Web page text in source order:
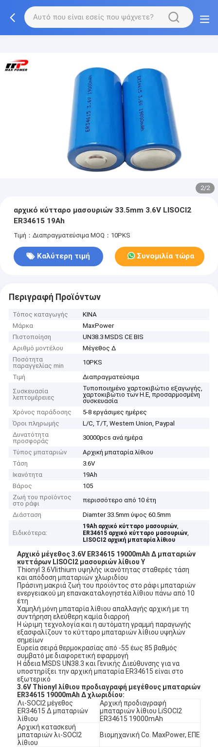
2/2
αρχικό κύτταρο μασουριών 33.5mm 3.6V LISOCI2
ER34615 19Ah
Τιμή：Διαπραγματεύσιμα MOQ：10PKS
Καλύτερη τιμή Συνομιλία τώρα
Περιγραφή Προϊόντων
Τόπος καταγωγής
ΚΙΝΑ
Μάρκα
MaxPower
Πιστοποίηση
UN38.3 MSDS CE BIS
Αριθμό μοντέλου
Μέγεθος Δ
Ποσότητα
παραγγελίας min
10PKS
Τιμή
Διαπραγματεύσιμα
Συσκευασία
λεπτομέρειες
Τυποποιημένο χαρτοκιβώτιο εξαγωγής,
χαρτοκιβώτιο των Η.Ε, προσαρμοσμένη
συσκευασία
Χρόνος παράδοσης
5-8 εργάσιμες ημέρες
Όροι πληρωμής
L/C, T/T, Western Union, Paypal
Δυνατότητα
προσφοράς
30000pcs ανά ημέρα
Τύπος μπαταριών
Αρχική μπαταρία λίθιου
Τάση
3.6V
Ικανότητα
19Ah
Βάρος
105
Ζωή του προϊόντος
στο ράφι
περισσότερο από 10 έτη
Διάσταση
Diamter 33.5mm ύψος 60.5mm
Ειδικότερα:
19Ah αρχικό κύτταρο μασουριών,
ER34615 αρχικό κύτταρο μασουριών,
LISOCI2 αρχική μπαταρία λίθιου
Αρχικό μέγεθος 3.6V ER34615 19000mAh Δ μπαταριών
κυττάρων LISOCI2 μασουριών λίθιου Υ
Thionyl 3.6Vlithium υψηλής ικανότητας σταθερές τάση
και απόδοση μπαταριών χλωριδίου
Πράσινη μακριά ζωή του προϊόντος στο ράφι μπαταριών
ενεργειακού μη επανακαταλογηστέα λίθιου πάνω από 10
έτη
Χαμηλή μόνη μπαταρία λίθιου απαλλαγής αρχική με τη
συντήρηση ελεύθερη καμία διαρροή
Η ώριμη τεχνολογία και η αυτόματη γραμμή παραγωγής
εξασφαλίζουν το κύτταρο μπαταριών λίθιου υψηλών
σημείων
Ευρεία σειρά θερμοκρασίας από -55 έως 85 βαθμός
συμβατό με διαφορετική εφαρμογή
Η άδεια MSDS UN38.3 και Γενικής Διεύθυνσης για να
υποστηρίξει την αρχική μπαταρία ER34615 είναι στο
εξωτερικό
3.6V Thionyl λίθιου προδιαγραφή μεγέθους μπαταριών
ER34615 19000mAh Δ χλωριδίου:
Λι-SOCl2 μέγεθος
ER34615 Δ μπαταριών
λίθιου
Αρχική προδιαγραφή
μπαταριών λίθιου LiSOCl2
ER34615 19000mAh
Αρχική κατασκευή
μπαταριών λι-SOCl2
λίθιου
Βιομηχανική Co. MaxPower, ΕΠΕ